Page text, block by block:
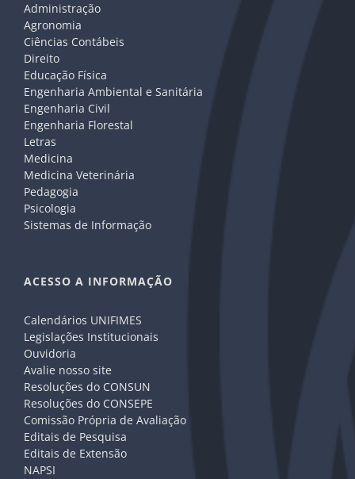
Administração
Agronomia
Ciências Contábeis
Direito
Educação Física
Engenharia Ambiental e Sanitária
Engenharia Civil
Engenharia Florestal
Letras
Medicina
Medicina Veterinária
Pedagogia
Psicologia
Sistemas de Informação
ACESSO A INFORMAÇÃO
Calendários UNIFIMES
Legislações Institucionais
Ouvidoria
Avalie nosso site
Resoluções do CONSUN
Resoluções do CONSEPE
Comissão Própria de Avaliação
Editais de Pesquisa
Editais de Extensão
NAPSI